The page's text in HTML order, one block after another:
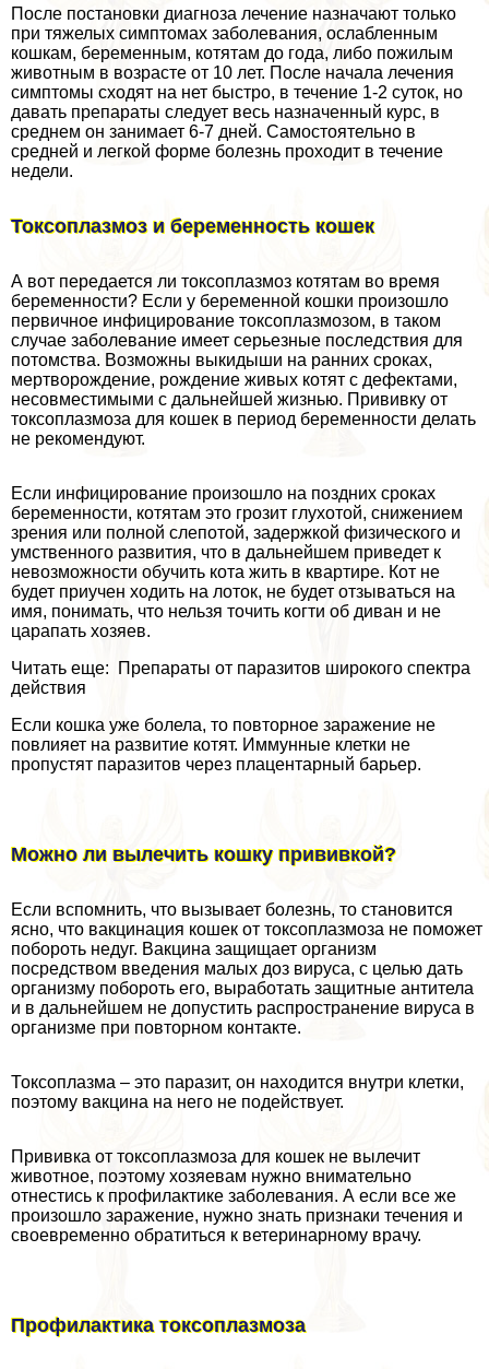
После постановки диагноза лечение назначают только
при тяжелых симптомах заболевания, ослабленным
кошкам, беременным, котятам до года, либо пожилым
животным в возрасте от 10 лет. После начала лечения
симптомы сходят на нет быстро, в течение 1-2 суток, но
давать препараты следует весь назначенный курс, в
среднем он занимает 6-7 дней. Самостоятельно в
средней и легкой форме болезнь проходит в течение
недели.
Токсоплазмоз и беременность кошек
А вот передается ли токсоплазмоз котятам во время
беременности? Если у беременной кошки произошло
первичное инфицирование токсоплазмозом, в таком
случае заболевание имеет серьезные последствия для
потомства. Возможны выкидыши на ранних сроках,
мертворождение, рождение живых котят с дефектами,
несовместимыми с дальнейшей жизнью. Прививку от
токсоплазмоза для кошек в период беременности делать
не рекомендуют.
Если инфицирование произошло на поздних сроках
беременности, котятам это грозит глухотой, снижением
зрения или полной слепотой, задержкой физического и
умственного развития, что в дальнейшем приведет к
невозможности обучить кота жить в квартире. Кот не
будет приучен ходить на лоток, не будет отзываться на
имя, понимать, что нельзя точить когти об диван и не
царапать хозяев.
Читать еще: Препараты от паразитов широкого спектра
действия
Если кошка уже болела, то повторное заражение не
повлияет на развитие котят. Иммунные клетки не
пропустят паразитов через плацентарный барьер.
Можно ли вылечить кошку прививкой?
Если вспомнить, что вызывает болезнь, то становится
ясно, что вакцинация кошек от токсоплазмоза не поможет
побороть недуг. Вакцина защищает организм
посредством введения малых доз вируса, с целью дать
организму побороть его, выработать защитные антитела
и в дальнейшем не допустить распространение вируса в
организме при повторном контакте.
Токсоплазма – это паразит, он находится внутри клетки,
поэтому вакцина на него не подействует.
Прививка от токсоплазмоза для кошек не вылечит
животное, поэтому хозяевам нужно внимательно
отнестись к профилактике заболевания. А если все же
произошло заражение, нужно знать признаки течения и
своевременно обратиться к ветеринарному врачу.
Профилактика токсоплазмоза